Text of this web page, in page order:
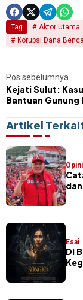
Tag Aktor Utama
Korupsi Dana
Pos sebelumnya
Kejati Sulut:
Bantuan Gunung
Artikel
Opini
Esai
Di